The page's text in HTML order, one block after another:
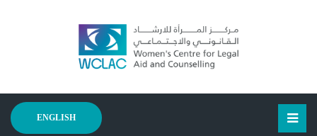
ENGLISH